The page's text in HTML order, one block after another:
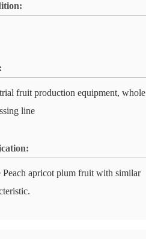
fruit production equipment, whole
line
Peach apricot plum fruit with similar